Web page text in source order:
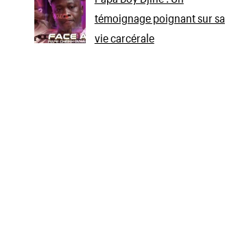
témoignage poignant sur sa
vie carcérale